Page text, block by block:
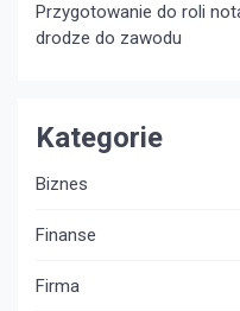
Przygotowanie do roli
drodze do zawodu
Kategorie
Biznes
Finanse
Firma